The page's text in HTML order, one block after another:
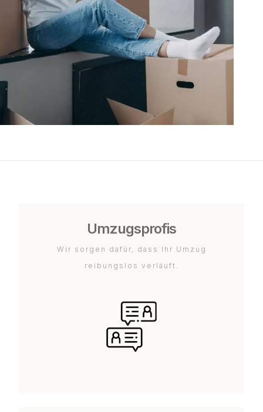
Umzugsprofis
Wir sorgen dafür, dass Ihr Umzug
reibungslos verläuft.